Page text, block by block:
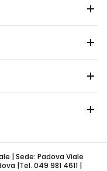
| Sede: Padova Viale
|Tel. 049 981 4611 |